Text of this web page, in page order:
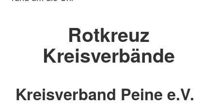
Rotkreuz
Kreisverbände
Kreisverband Peine e.V.